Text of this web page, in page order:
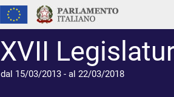
XVII
dal 15/03/2013 - al 22/03/2018